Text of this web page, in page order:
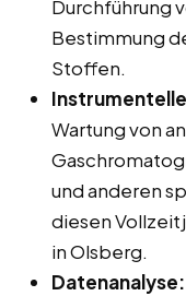
Durchführung
Bestimmung
Stoffen.
Wartung von
und anderen
diesen
in Olsberg.
Datenanalyse: